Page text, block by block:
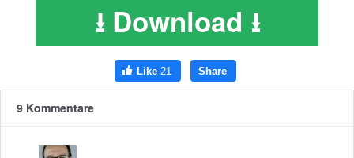
⭳ Download ⭳
9 Kommentare